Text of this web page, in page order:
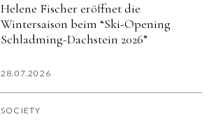
Helene Fischer eröffnet die
Wintersaison beim “Ski-Opening
Schladming-Dachstein 2026”
28.07.2026
SOCIETY